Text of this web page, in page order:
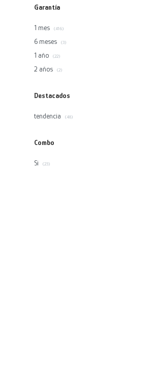
Garantía
1 mes (416)
6 meses (3)
1 año (22)
2 años (2)
Destacados
tendencia (48)
Combo
Si (23)